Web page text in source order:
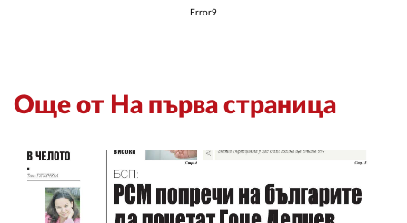
Error9
Още от На първа страница